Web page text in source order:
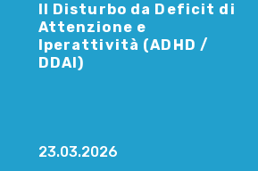
Il Disturbo da Deficit di
Attenzione e
Iperattività (ADHD /
DDAI)
23.03.2026